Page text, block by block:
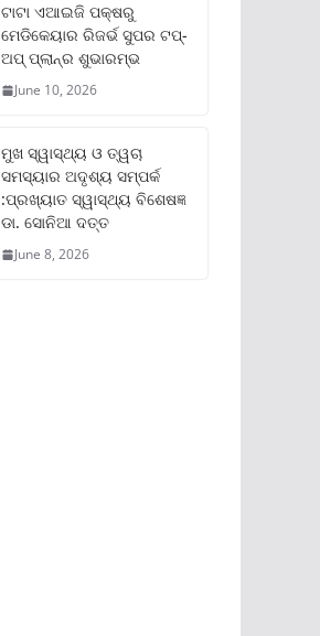
ଟାଟା ଏଆଇଜି ପକ୍ଷରୁ
ମେଡିକେୟାର ରିଜର୍ଭ ସୁପର ଟପ୍‌-
ଅପ୍ ପ୍ଲାନ୍‌ର ଶୁଭାରମ୍ଭ
June 10, 2026
ମୁଖ ସ୍ୱାସ୍ଥ୍ୟ ଓ ତ୍ୱଚା
ସମସ୍ୟାର ଅଦୃଶ୍ୟ ସମ୍ପର୍କ
:ପ୍ରଖ୍ୟାତ ସ୍ୱାସ୍ଥ୍ୟ ବିଶେଷଜ୍ଞ
ଡା. ସୋନିଆ ଦତ୍ତ
June 8, 2026